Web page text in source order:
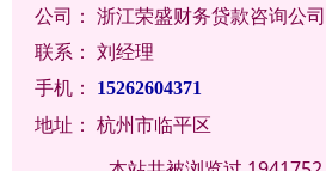
公司： 浙江荣盛财务贷款咨询公司
联系： 刘经理
手机：
15262604371
地址： 杭州市临平区